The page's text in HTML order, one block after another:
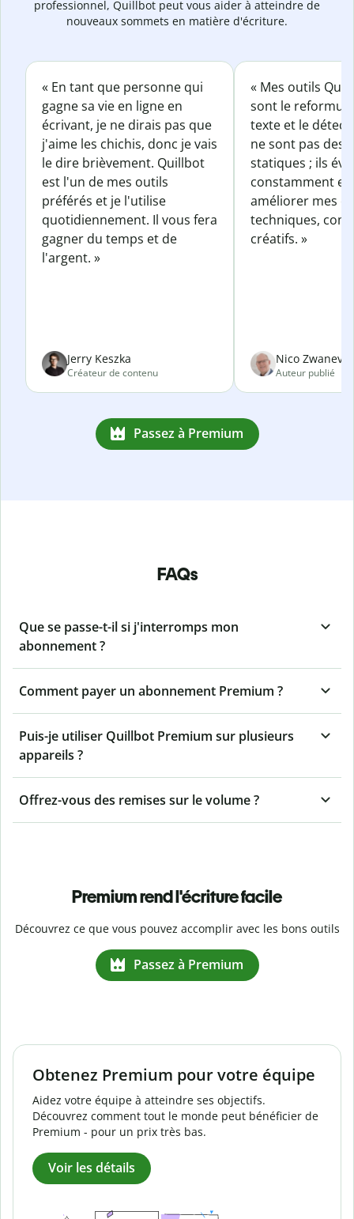
professionnel, Quillbot peut vous aider à atteindre de
nouveaux sommets en matière d'écriture.
« En tant que personne qui
gagne sa vie en ligne en
écrivant, je ne dirais pas que
j'aime les chichis, donc je vais
le dire brièvement. Quillbot
est l'un de mes outils
préférés et je l'utilise
quotidiennement. Il vous fera
gagner du temps et de
l'argent. »
Jerry Keszka
Créateur de contenu
« Mes outils
sont le
texte et le
ne sont pas des
statiques ; ils
constamment et
améliorer mes
techniques,
créatifs. »
Nico
Auteur publié
Passez à Premium
FAQs
Que se passe-t-il si j'interromps mon
abonnement ?
Comment payer un abonnement Premium ?
Puis-je utiliser Quillbot Premium sur plusieurs
appareils ?
Offrez-vous des remises sur le volume ?
Premium rend l'écriture facile
Découvrez ce que vous pouvez accomplir avec les bons outils
Passez à Premium
Obtenez Premium pour votre équipe
Aidez votre équipe à atteindre ses objectifs.
Découvrez comment tout le monde peut bénéficier de
Premium - pour un prix très bas.
Voir les détails